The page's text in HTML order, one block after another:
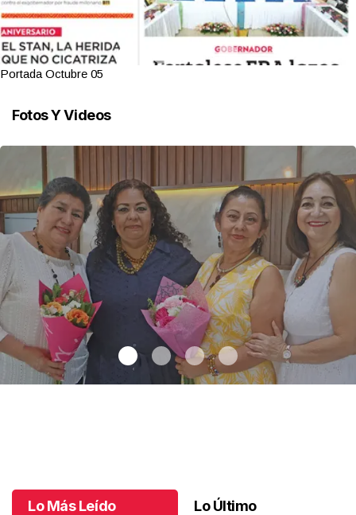
Portada Octubre 05
Fotos Y Videos
Lo Más Leído Lo Último